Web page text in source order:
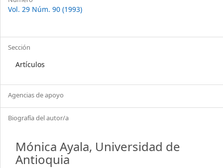
Vol. 29 Núm. 90 (1993)
Sección
Artículos
Agencias de apoyo
Biografía del autor/a
Mónica Ayala, Universidad de
Antioquia